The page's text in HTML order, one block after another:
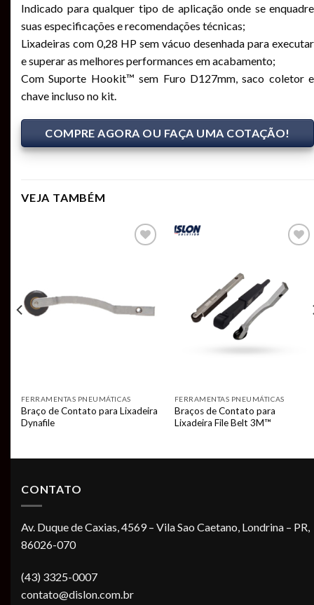
Indicado para qualquer tipo de aplicação onde se enquadre
suas especificações e recomendações técnicas;
Lixadeiras com 0,28 HP sem vácuo desenhada para executar
e superar as melhores performances em acabamento;
Com Suporte Hookit™ sem Furo D127mm, saco coletor e
chave incluso no kit.
COMPRE AGORA OU FAÇA UMA COTAÇÃO!
VEJA TAMBÉM
FERRAMENTAS PNEUMÁTICAS
Braço de Contato para Lixadeira
Dynafile
wishlist
FERRAMENTAS PNEUMÁTICAS
Braços de Contato para
Lixadeira File Belt 3M™
CONTATO
Av. Duque de Caxias, 4569 – Vila Sao Caetano, Londrina – PR,
86026-070
(43) 3325-0007
contato@dislon.com.br